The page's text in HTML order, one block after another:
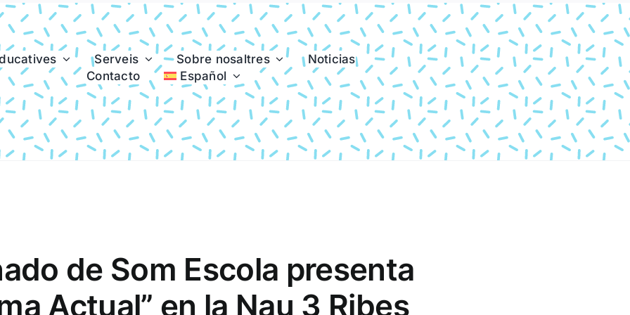
Serveis Sobre nosaltres
Noticias
Contacto
Español
de Som Escola presenta
Actual” en la Nau 3 Ribes